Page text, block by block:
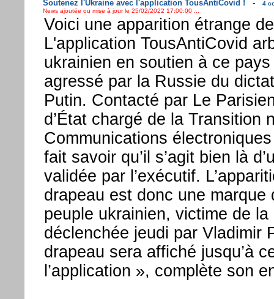
Soutenez l'Ukraine avec l'application TousAntiCovid ! -
4
News ajoutée ou mise à jour le 25/02/2022 17:00:00 ...
Voici une apparition étrange
L'application TousAntiCovid
ukrainien en soutien à ce
agressé par la Russie du
Putin. Contacté par Le
d’État chargé de la Transition
Communications
fait savoir qu’il s’agit bien là
validée par l’exécutif.
drapeau est donc une marque
peuple ukrainien, victime de la
déclenchée jeudi par Vladimir
drapeau sera affiché jusqu’à
l’application », complète son